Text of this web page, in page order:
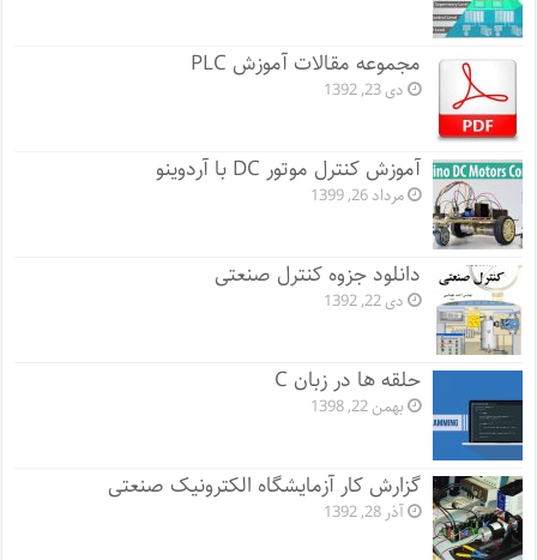
مجموعه مقالات آموزش PLC
دی 23, 1392
آموزش کنترل موتور DC با آردوینو
مرداد 26, 1399
دانلود جزوه کنترل صنعتی
دی 22, 1392
حلقه ها در زبان C
بهمن 22, 1398
گزارش کار آزمایشگاه الکترونیک صنعتی
آذر 28, 1392